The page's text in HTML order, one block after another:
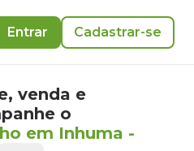
Entrar Cadastrar-se
venda e
o
em Inhuma -